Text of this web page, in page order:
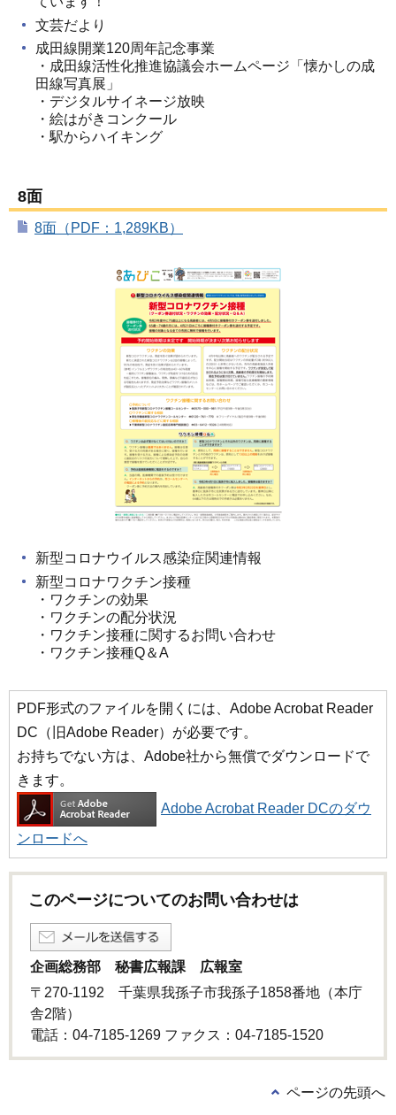
文芸だより
成田線開業120周年記念事業
・成田線活性化推進協議会ホームページ「懐かしの成
田線写真展」
・デジタルサイネージ放映
・絵はがきコンクール
・駅からハイキング
8面
8面（PDF：1,289KB）
新型コロナウイルス感染症関連情報
新型コロナワクチン接種
・ワクチンの効果
・ワクチンの配分状況
・ワクチン接種に関するお問い合わせ
・ワクチン接種Q＆A
PDF形式のファイルを開くには、Adobe Acrobat Reader
DC（旧Adobe Reader）が必要です。
お持ちでない方は、Adobe社から無償でダウンロードで
きます。
Adobe Acrobat Reader DCのダウ
ンロードへ
このページについてのお問い合わせは
企画総務部 秘書広報課 広報室
〒270-1192 千葉県我孫子市我孫子1858番地（本庁
舎2階）
電話：04-7185-1269 ファクス：04-7185-1520
ページの先頭へ